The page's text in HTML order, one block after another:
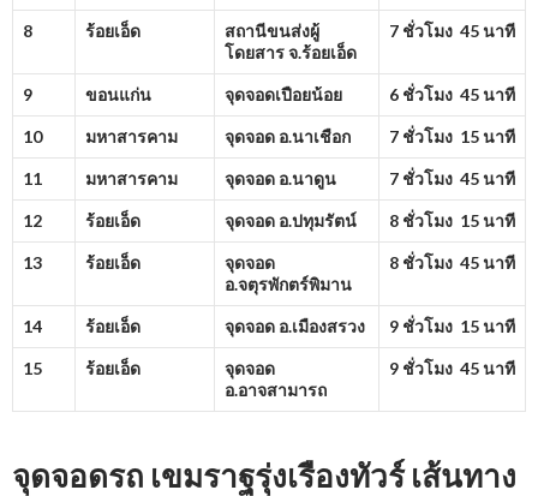
8 ร้อยเอ็ด
สถานีขนส่งผู้
โดยสาร จ.ร้อยเอ็ด
7 ชั่วโมง 45 นาที
9 ขอนแก่น จุดจอดเปือยน้อย 6 ชั่วโมง 45 นาที
10 มหาสารคาม จุดจอด อ.นาเชือก 7 ชั่วโมง 15 นาที
11 มหาสารคาม จุดจอด อ.นาดูน 7 ชั่วโมง 45 นาที
12 ร้อยเอ็ด จุดจอด อ.ปทุมรัตน์ 8 ชั่วโมง 15 นาที
13 ร้อยเอ็ด
จุดจอด
อ.จตุรพักตร์พิมาน
8 ชั่วโมง 45 นาที
14 ร้อยเอ็ด จุดจอด อ.เมืองสรวง 9 ชั่วโมง 15 นาที
15 ร้อยเอ็ด
จุดจอด
อ.อาจสามารถ
9 ชั่วโมง 45 นาที
จุดจอดรถ เขมราฐรุ่งเรืองทัวร์ เส้นทาง